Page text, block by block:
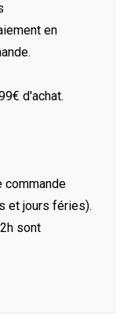
en
d'achat.
commande
et jours féries).
sont